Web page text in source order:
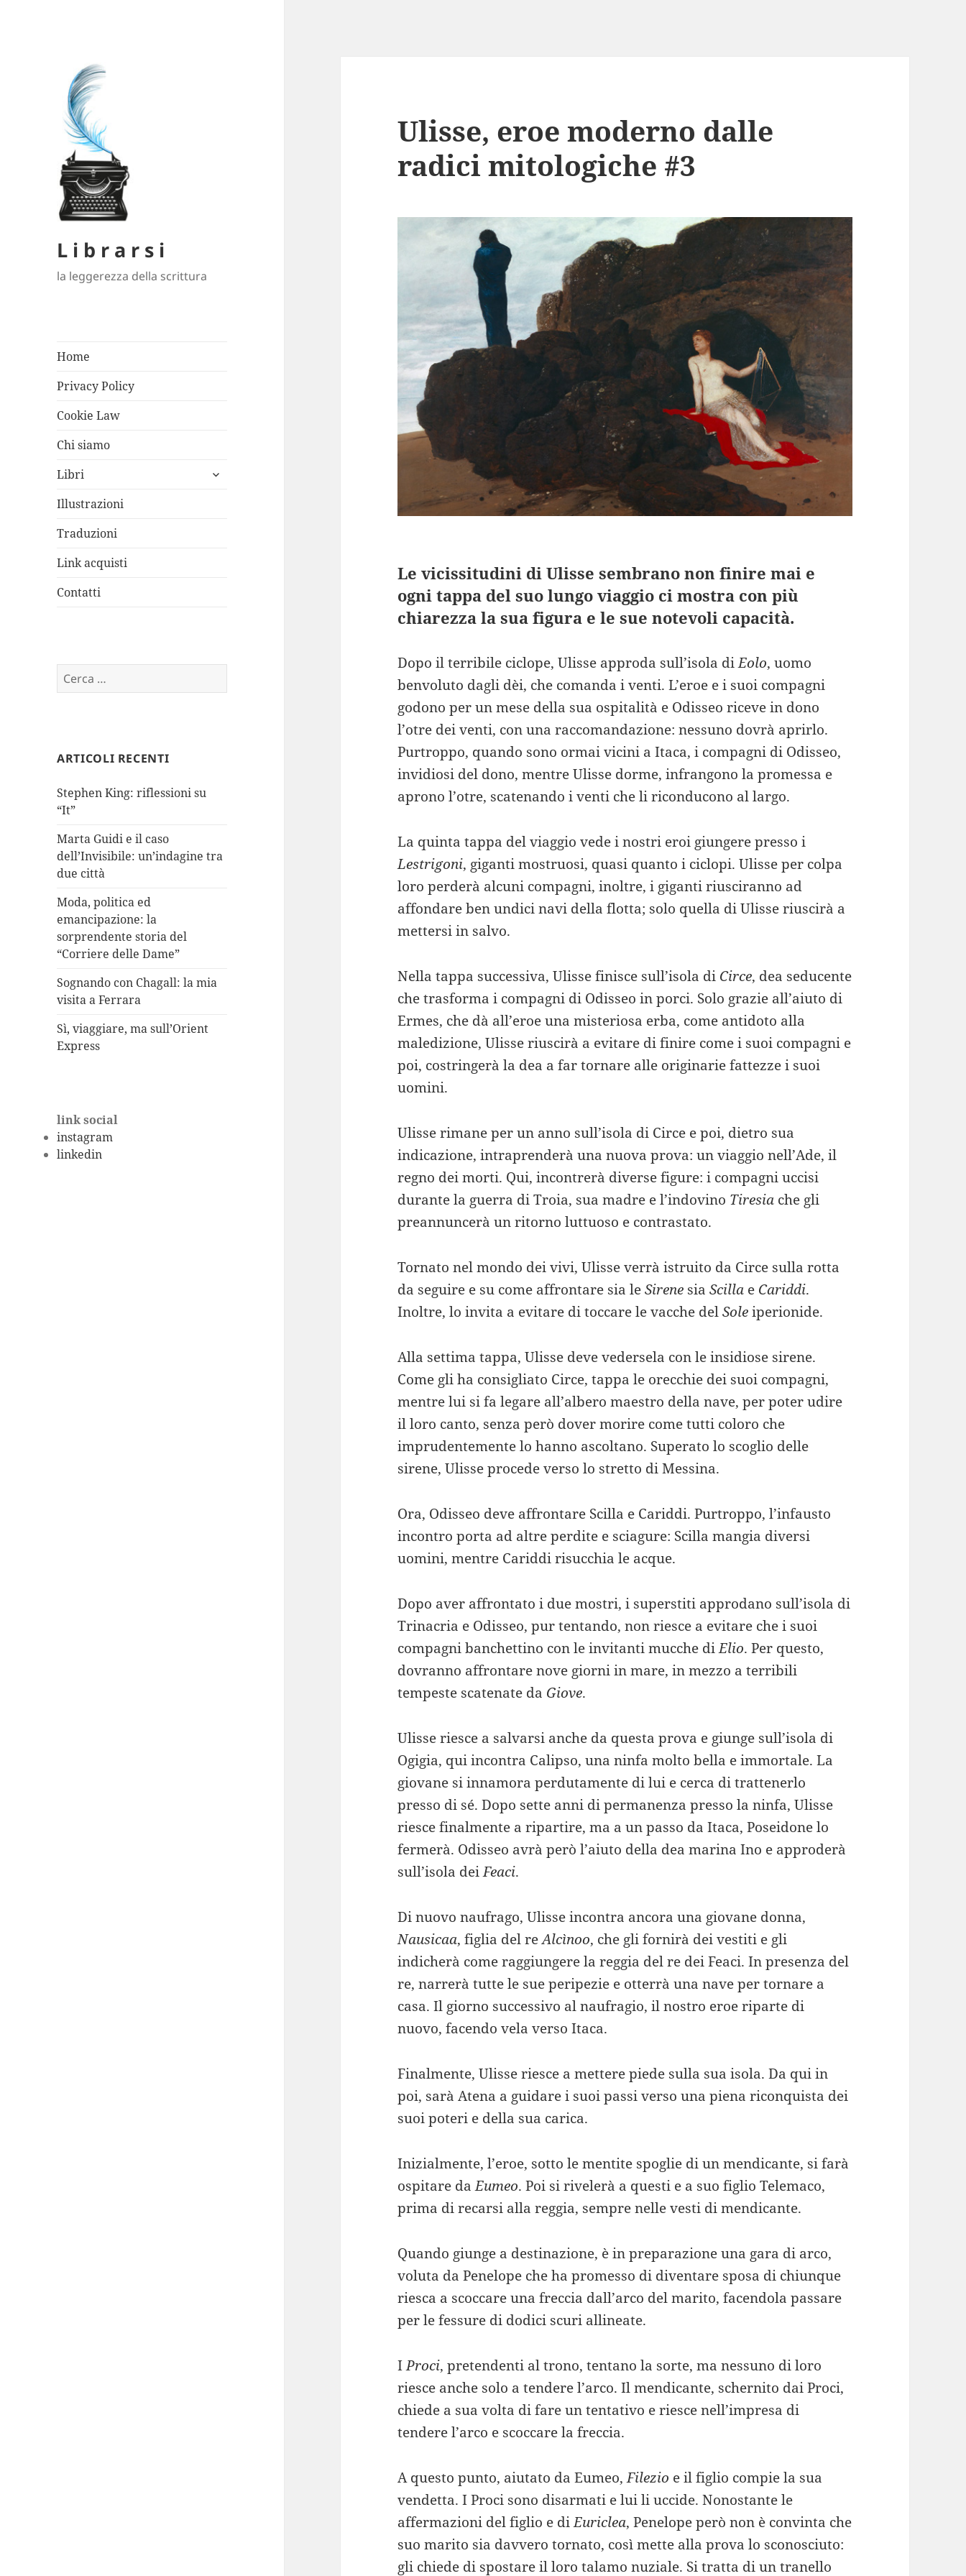
L i b r a r s i
la leggerezza della scrittura
Home
Privacy Policy
Cookie Law
Chi siamo
Libri
apri
Illustrazioni
Traduzioni
Link acquisti
Contatti
Ricerca
per:
ARTICOLI RECENTI
Stephen King: riflessioni su
“It”
Marta Guidi e il caso
dell’Invisibile: un’indagine tra
due città
Moda, politica ed
emancipazione: la
sorprendente storia del
“Corriere delle Dame”
Sognando con Chagall: la mia
visita a Ferrara
Sì, viaggiare, ma sull’Orient
Express
link social
instagram
linkedin
Ulisse, eroe moderno dalle
radici mitologiche #3
Le vicissitudini di Ulisse sembrano non finire mai e
ogni tappa del suo lungo viaggio ci mostra con più
chiarezza la sua figura e le sue notevoli capacità.
Dopo il terribile ciclope, Ulisse approda sull’isola diEolo, uomo
benvoluto dagli dèi, che comanda i venti. L’eroe e i suoi compagni
godono per un mese della sua ospitalità e Odisseo riceve in dono
l’otre dei venti, con una raccomandazione: nessuno dovrà aprirlo.
Purtroppo, quando sono ormai vicini a Itaca, i compagni di Odisseo,
invidiosi del dono, mentre Ulisse dorme, infrangono la promessa e
aprono l’otre, scatenando i venti che li riconducono al largo.
La quinta tappa del viaggio vede i nostri eroi giungere presso i
Lestrigoni, giganti mostruosi, quasi quanto i ciclopi. Ulisse per colpa
loro perderà alcuni compagni, inoltre, i giganti riusciranno ad
affondare ben undici navi della flotta; solo quella di Ulisse riuscirà a
mettersi in salvo.
Nella tappa successiva, Ulisse finisce sull’isola di Circe, dea seducente
che trasforma i compagni di Odisseo in porci. Solo grazie all’aiuto di
Ermes, che dà all’eroe una misteriosa erba, come antidoto alla
maledizione, Ulisse riuscirà a evitare di finire come i suoi compagni e
poi, costringerà la dea a far tornare alle originarie fattezze i suoi
uomini.
Ulisse rimane per un anno sull’isola di Circe e poi, dietro sua
indicazione, intraprenderà una nuova prova: un viaggio nell’Ade, il
regno dei morti. Qui, incontrerà diverse figure: i compagni uccisi
durante la guerra di Troia, sua madre e l’indovino Tiresia che gli
preannuncerà un ritorno luttuoso e contrastato.
Tornato nel mondo dei vivi, Ulisse verrà istruito da Circe sulla rotta
da seguire e su come affrontare sia leSirene siaScilla e Cariddi.
Inoltre, lo invita a evitare di toccare le vacche delSoleiperionide.
Alla settima tappa, Ulisse deve vedersela con le insidiose sirene.
Come gli ha consigliato Circe, tappa le orecchie dei suoi compagni,
mentre lui si fa legare all’albero maestro della nave, per poter udire
il loro canto, senza però dover morire come tutti coloro che
imprudentemente lo hanno ascoltano. Superato lo scoglio delle
sirene, Ulisse procede verso lo stretto di Messina.
Ora, Odisseo deve affrontare Scilla e Cariddi. Purtroppo, l’infausto
incontro porta ad altre perdite e sciagure: Scilla mangia diversi
uomini, mentre Cariddi risucchia le acque.
Dopo aver affrontato i due mostri, i superstiti approdano sull’isola di
Trinacria e Odisseo, pur tentando, non riesce a evitare che i suoi
compagni banchettino con le invitanti mucche diElio. Per questo,
dovranno affrontare nove giorni in mare, in mezzo a terribili
tempeste scatenate da Giove.
Ulisse riesce a salvarsi anche da questa prova e giunge sull’isola di
Ogigia, qui incontra Calipso, una ninfa molto bella e immortale. La
giovane si innamora perdutamente di lui e cerca di trattenerlo
presso di sé. Dopo sette anni di permanenza presso la ninfa, Ulisse
riesce finalmente a ripartire, ma a un passo da Itaca, Poseidone lo
fermerà. Odisseo avrà però l’aiuto della dea marina Ino e approderà
sull’isola deiFeaci.
Di nuovo naufrago, Ulisse incontra ancora una giovane donna,
Nausicaa, figlia del reAlcìnoo, che gli fornirà dei vestiti e gli
indicherà come raggiungere la reggia del re dei Feaci. In presenza del
re, narrerà tutte le sue peripezie e otterrà una nave per tornare a
casa. Il giorno successivo al naufragio, il nostro eroe riparte di
nuovo, facendo vela verso Itaca.
Finalmente, Ulisse riesce a mettere piede sulla sua isola. Da qui in
poi, sarà Atena a guidare i suoi passi verso una piena riconquista dei
suoi poteri e della sua carica.
Inizialmente, l’eroe, sotto le mentite spoglie di un mendicante, si farà
ospitare daEumeo. Poi si rivelerà a questi e a suo figlio Telemaco,
prima di recarsi alla reggia, sempre nelle vesti di mendicante.
Quando giunge a destinazione, è in preparazione una gara di arco,
voluta da Penelope che ha promesso di diventare sposa di chiunque
riesca a scoccare una freccia dall’arco del marito, facendola passare
per le fessure di dodici scuri allineate.
IProci, pretendenti al trono, tentano la sorte, ma nessuno di loro
riesce anche solo a tendere l’arco. Il mendicante, schernito dai Proci,
chiede a sua volta di fare un tentativo e riesce nell’impresa di
tendere l’arco e scoccare la freccia.
A questo punto, aiutato da Eumeo,Filezio e il figlio compie la sua
vendetta. I Proci sono disarmati e lui li uccide. Nonostante le
affermazioni del figlio e diEuriclea, Penelope però non è convinta che
suo marito sia davvero tornato, così mette alla prova lo sconosciuto:
gli chiede di spostare il loro talamo nuziale. Si tratta di un tranello